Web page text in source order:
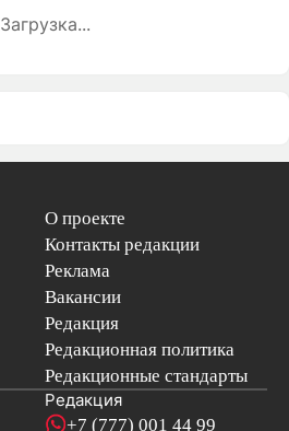
Загрузка...
О проекте
Контакты редакции
Реклама
Вакансии
Редакция
Редакционная политика
Редакционные стандарты
Редакция
+7 (777) 001 44 99